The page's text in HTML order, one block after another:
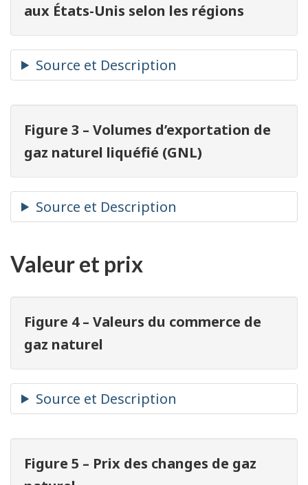
aux États-Unis selon les régions
Figure 3 – Volumes d’exportation de
gaz naturel liquéfié (GNL)
Valeur et prix
Figure 4 – Valeurs du commerce de
gaz naturel
Figure 5 – Prix des changes de gaz